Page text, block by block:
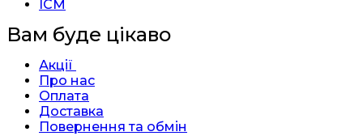
ICM
Вам буде цікаво
Акції
Про нас
Оплата
Доставка
Повернення та обмін